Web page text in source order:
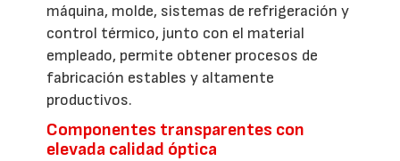
máquina, molde, sistemas de refrigeración y
control térmico, junto con el material
empleado, permite obtener procesos de
fabricación estables y altamente
productivos.
Componentes transparentes con
elevada calidad óptica